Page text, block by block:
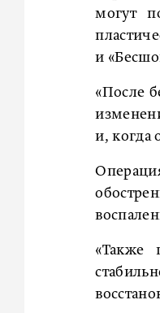
могут
и
«После
и, когда
«Также